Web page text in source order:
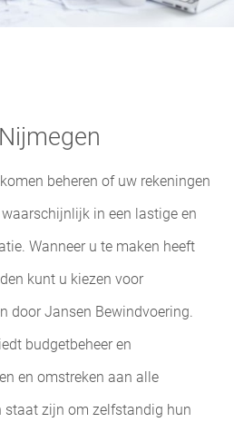
beheren of uw rekeningen
in een lastige en
Wanneer u te maken heeft
kunt u kiezen voor
door Jansen Bewindvoering.
budgetbeheer en
en omstreken aan alle
staat zijn om zelfstandig hun